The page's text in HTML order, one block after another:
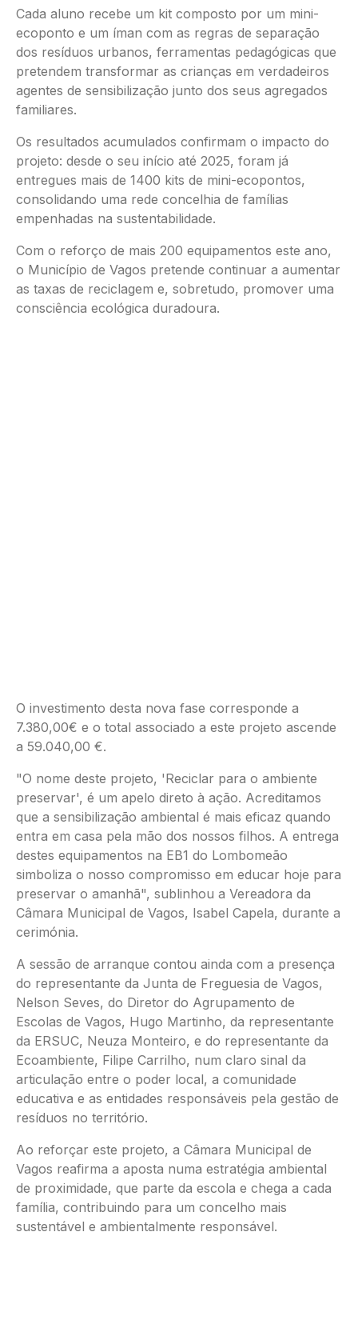
Cada aluno recebe um kit composto por um mini-
ecoponto e um íman com as regras de separação
dos resíduos urbanos, ferramentas pedagógicas que
pretendem transformar as crianças em verdadeiros
agentes de sensibilização junto dos seus agregados
familiares.
Os resultados acumulados confirmam o impacto do
projeto: desde o seu início até 2025, foram já
entregues mais de 1400 kits de mini-ecopontos,
consolidando uma rede concelhia de famílias
empenhadas na sustentabilidade.
Com o reforço de mais 200 equipamentos este ano,
o Município de Vagos pretende continuar a aumentar
as taxas de reciclagem e, sobretudo, promover uma
consciência ecológica duradoura.
O investimento desta nova fase corresponde a
7.380,00€ e o total associado a este projeto ascende
a 59.040,00 €.
"O nome deste projeto, 'Reciclar para o ambiente
preservar', é um apelo direto à ação. Acreditamos
que a sensibilização ambiental é mais eficaz quando
entra em casa pela mão dos nossos filhos. A entrega
destes equipamentos na EB1 do Lombomeão
simboliza o nosso compromisso em educar hoje para
preservar o amanhã", sublinhou a Vereadora da
Câmara Municipal de Vagos, Isabel Capela, durante a
cerimónia.
A sessão de arranque contou ainda com a presença
do representante da Junta de Freguesia de Vagos,
Nelson Seves, do Diretor do Agrupamento de
Escolas de Vagos, Hugo Martinho, da representante
da ERSUC, Neuza Monteiro, e do representante da
Ecoambiente, Filipe Carrilho, num claro sinal da
articulação entre o poder local, a comunidade
educativa e as entidades responsáveis pela gestão de
resíduos no território.
Ao reforçar este projeto, a Câmara Municipal de
Vagos reafirma a aposta numa estratégia ambiental
de proximidade, que parte da escola e chega a cada
família, contribuindo para um concelho mais
sustentável e ambientalmente responsável.